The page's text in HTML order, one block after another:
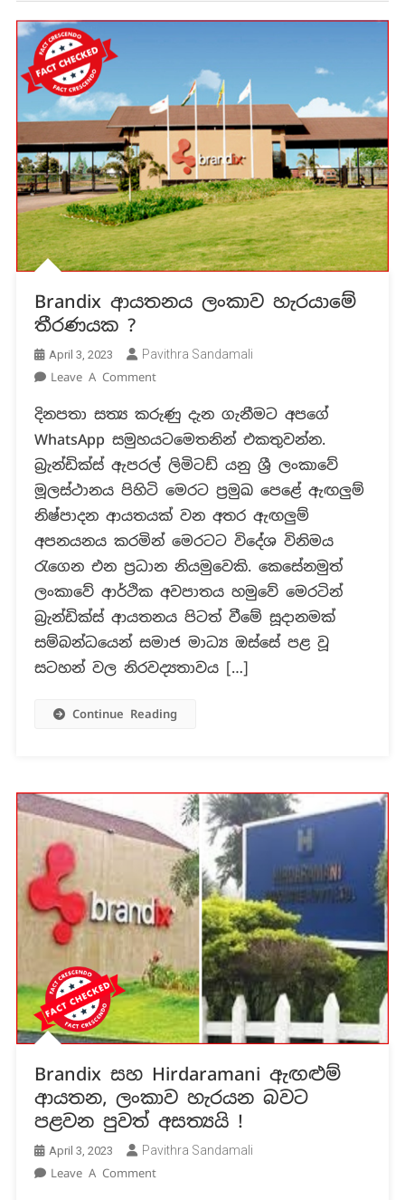
Brandix ආයතනය ලංකාව හැරයාමේ
තීරණයක ?
April 3, 2023 Pavithra Sandamali
Leave A CommentOn
ආයතනය
ලංකාව
හැරයාමේ
තීරණයක
දිනපතා සත්‍ය කරුණු දැන ගැනීමට අපගේ
WhatsApp සමුහයටමෙතනින් එකතුවන්න.
බ්‍රැන්ඩික්ස් ඇපරල් ලිමිටඩ් යනු ශ්‍රී ලංකාවේ
මූලස්ථානය පිහිටි මෙරට ප්‍රමුඛ පෙළේ ඇඟලුම්
නිෂ්පාදන ආයතයක් වන අතර ඇඟලුම්
අපනයනය කරමින් මෙරටට විදේශ විනිමය
රැගෙන එන ප්‍රධාන නියමුවෙකි. කෙසේනමුත්
ලංකාවේ ආර්ථික අවපාතය හමුවේ මෙරටින්
බ්‍රැන්ඩික්ස් ආයතනය පිටත් වීමේ සූදානමක්
සම්බන්ධයෙන් සමාජ මාධ්‍ය ඔස්සේ පළ වූ
සටහන් වල නිරවද්‍යතාවය […]
Continue Reading
Brandix සහ Hirdaramani ඇඟළුම්
ආයතන, ලංකාව හැරයන බවට
පළවන පුවත් අසත්‍යයි !
April 3, 2023 Pavithra Sandamali
Leave A CommentOn